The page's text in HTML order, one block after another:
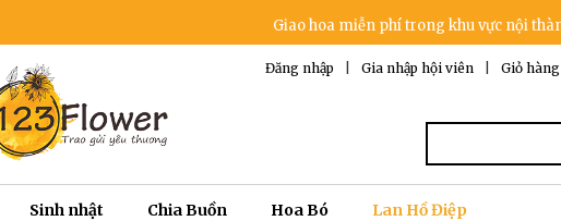
Giao hoa miễn phí trong khu vực nội thành
Giỏ hàng
Gia nhập hội viên
Đăng nhập
Sinh nhật Chia Buồn Hoa Bó Lan Hồ Điệp